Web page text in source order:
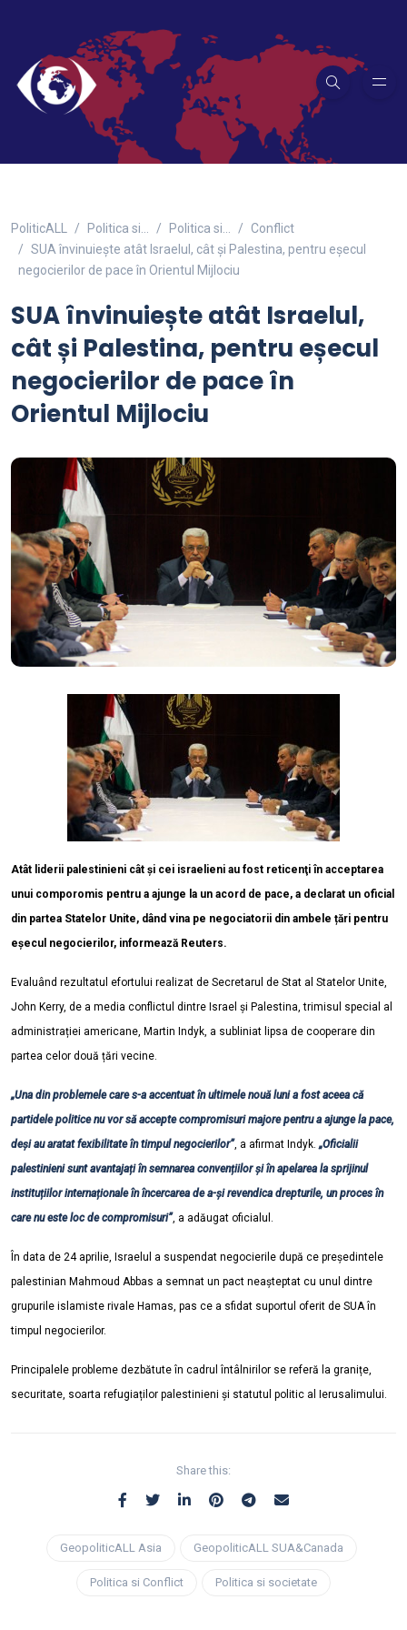
PoliticALL Politica si… Politica si...
Conflict
SUA învinuiește atât Israelul, cât și Palestina, pentru eșecul
negocierilor de pace în Orientul Mijlociu
SUA învinuiește atât Israelul,
cât și Palestina, pentru eșecul
negocierilor de pace în
Orientul Mijlociu
Atât liderii palestinieni cât și cei israelieni au fost reticenţi în acceptarea
unui comporomis pentru a ajunge la un acord de pace, a declarat un oficial
din partea Statelor Unite, dând vina pe negociatorii din ambele țări pentru
eșecul negocierilor, informează Reuters.
Evaluând rezultatul efortului realizat de Secretarul de Stat al Statelor Unite,
John Kerry, de a media conflictul dintre Israel și Palestina, trimisul special al
administrației americane, Martin Indyk, a subliniat lipsa de cooperare din
partea celor două țări vecine.
„Una din problemele care s-a accentuat în ultimele nouă luni a fost aceea că
partidele politice nu vor să accepte compromisuri majore pentru a ajunge la pace,
deși au aratat fexibilitate în timpul negocierilor”, a afirmat Indyk. „Oficialii
palestinieni sunt avantajați în semnarea convențiilor și în apelarea la sprijinul
instituțiilor internaționale în încercarea de a-și revendica drepturile, un proces în
care nu este loc de compromisuri”, a adăugat oficialul.
În data de 24 aprilie, Israelul a suspendat negocierile după ce președintele
palestinian Mahmoud Abbas a semnat un pact neașteptat cu unul dintre
grupurile islamiste rivale Hamas, pas ce a sfidat suportul oferit de SUA în
timpul negocierilor.
Principalele probleme dezbătute în cadrul întâlnirilor se referă la granițe,
securitate, soarta refugiaților palestinieni și statutul politic al Ierusalimului.
Share this:
GeopoliticALL Asia GeopoliticALL SUA&Canada
Politica si Conflict Politica si societate